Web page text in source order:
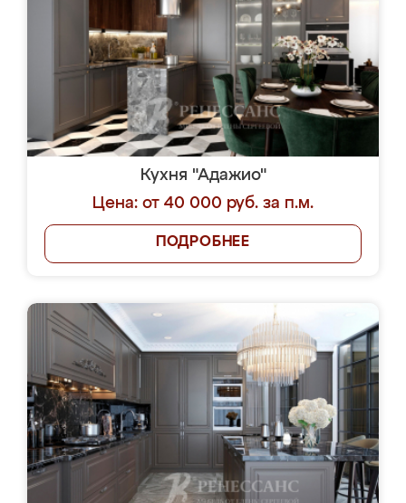
Кухня "Адажио"
Цена: от 40 000 руб. за п.м.
ПОДРОБНЕЕ